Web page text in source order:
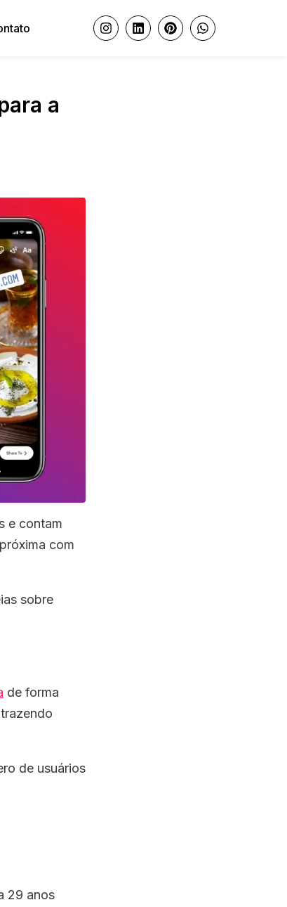
a
e contam
com
sobre
de forma
de usuários
29 anos